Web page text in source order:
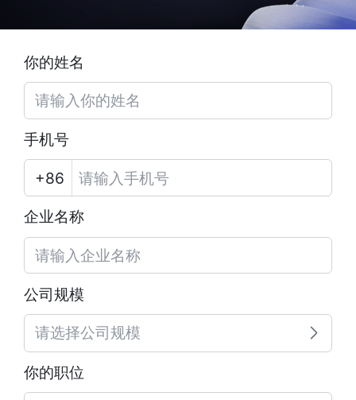
你的姓名
手机号
企业名称
公司规模
请选择公司规模
你的职位